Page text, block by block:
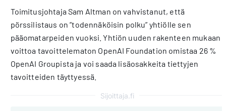
Toimitusjohtaja Sam Altman on vahvistanut, että
pörssilistaus on ”todennäköisin polku” yhtiölle sen
pääomatarpeiden vuoksi. Yhtiön uuden rakenteen mukaan
voittoa tavoittelematon OpenAI Foundation omistaa 26 %
OpenAI Groupista ja voi saada lisäosakkeita tiettyjen
tavoitteiden täyttyessä.
Sijoittaja.fi